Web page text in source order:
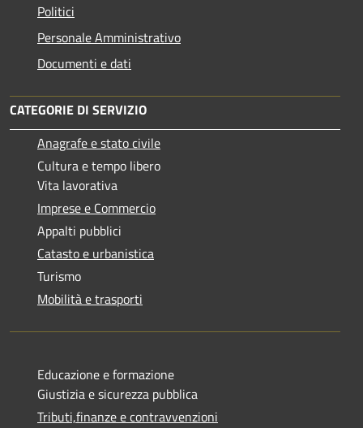
Politici
Personale Amministrativo
Documenti e dati
CATEGORIE DI SERVIZIO
Anagrafe e stato civile
Cultura e tempo libero
Vita lavorativa
Imprese e Commercio
Appalti pubblici
Catasto e urbanistica
Turismo
Mobilità e trasporti
Educazione e formazione
Giustizia e sicurezza pubblica
Tributi,finanze e contravvenzioni